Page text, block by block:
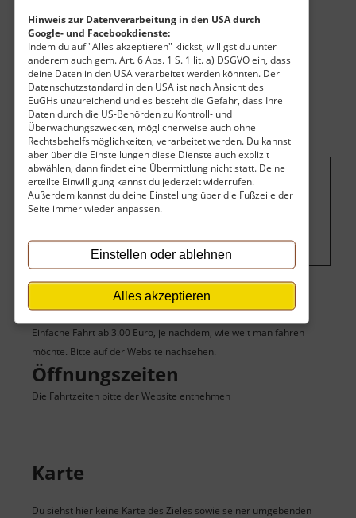
Hinweis zur Datenverarbeitung in den USA durch
Google- und Facebookdienste:
Indem du auf "Alles akzeptieren" klickst, willigst du unter
anderem auch gem. Art. 6 Abs. 1 S. 1 lit. a) DSGVO ein, dass
deine Daten in den USA verarbeitet werden könnten. Der
Datenschutzstandard in den USA ist nach Ansicht des
EuGHs unzureichend und es besteht die Gefahr, dass Ihre
Daten durch die US-Behörden zu Kontroll- und
Überwachungszwecken, möglicherweise auch ohne
Rechtsbehelfsmöglichkeiten, verarbeitet werden. Du kannst
aber über die Einstellungen diese Dienste auch explizit
abwählen, dann findet eine Übermittlung nicht statt. Deine
erteilte Einwilligung kannst du jederzeit widerrufen.
Außerdem kannst du deine Einstellung über die Fußzeile der
Seite immer wieder anpassen.
Einstellen oder ablehnen
Alles akzeptieren
Um dieses Projekt zu finanzieren, wird
hier Werbung eingeblendet.
Eintritt
Einfache Fahrt ab 3.00 Euro, je nachdem, wie weit man fahren
möchte. Bitte auf der Website nachsehen.
Öffnungszeiten
Die Fahrtzeiten bitte der Website entnehmen
Karte
Du siehst hier keine Karte des Zieles sowie seiner umgebenden